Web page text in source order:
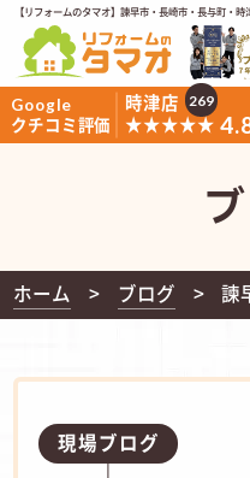
【リフォームのタマオ】諫早市・長崎市・長与町・
Google
クチコミ評価
時津店
★★★★★
269
ホーム ブログ 諫
現場ブログ